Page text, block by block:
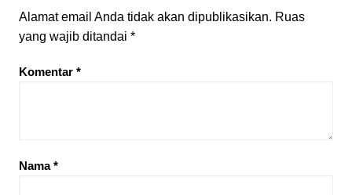
Alamat email Anda tidak akan dipublikasikan. Ruas
yang wajib ditandai *
Komentar *
Nama*